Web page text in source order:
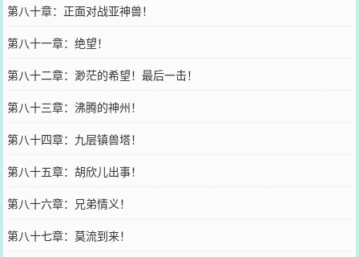
第八十章：正面对战亚神兽！
第八十一章：绝望！
第八十二章：渺茫的希望！最后一击！
第八十三章：沸腾的神州！
第八十四章：九层镇兽塔！
第八十五章：胡欣儿出事！
第八十六章：兄弟情义！
第八十七章：莫流到来！